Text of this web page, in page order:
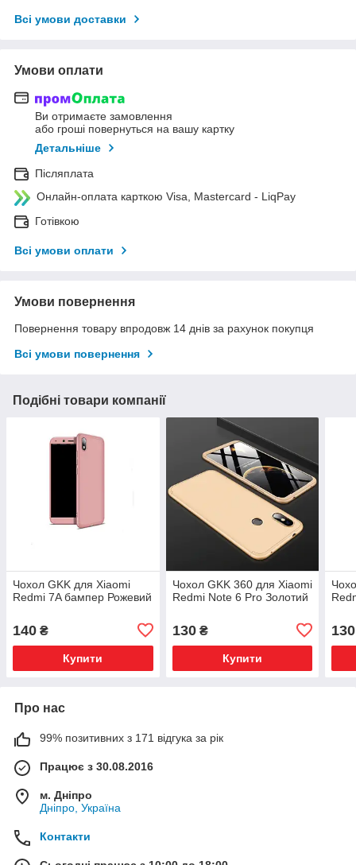
Всі умови доставки
Умови оплати
Ви отримаєте замовлення
або гроші повернуться на вашу картку
Детальніше
Післяплата
Онлайн-оплата карткою Visa, Mastercard - LiqPay
Готівкою
Всі умови оплати
Умови повернення
Повернення товару впродовж 14 днів за рахунок покупця
Всі умови повернення
Подібні товари компанії
Чохол GKK для Xiaomi
Redmi 7A бампер Рожевий
140 ₴
Купити
Чохол GKK 360 для Xiaomi
Redmi Note 6 Pro Золотий
130₴
Купити
130
Про нас
99% позитивних з 171 відгука за рік
Працює з 30.08.2016
м. Дніпро
Дніпро, Україна
Контакти